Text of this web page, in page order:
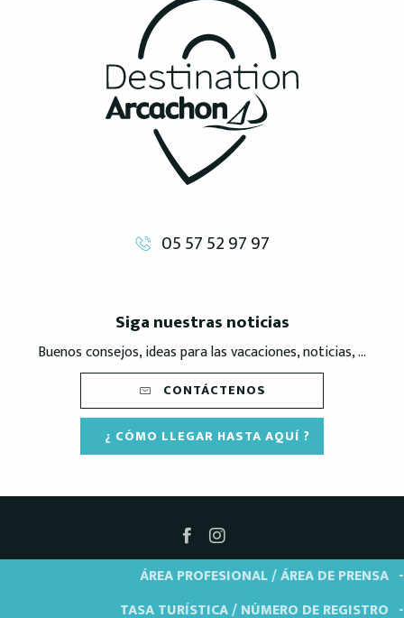
05 57 52 97 97
Siga nuestras noticias
Buenos consejos, ideas para las vacaciones, noticias, ...
CONTÁCTENOS
¿ CÓMO LLEGAR HASTA AQUÍ ?
ÁREA PROFESIONAL / ÁREA DE PRENSA
TASA TURÍSTICA / NÚMERO DE REGISTRO